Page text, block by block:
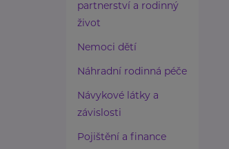
partnerství a rodinný
život
Nemoci dětí
Náhradní rodinná péče
Návykové látky a
závislosti
Pojištění a finance